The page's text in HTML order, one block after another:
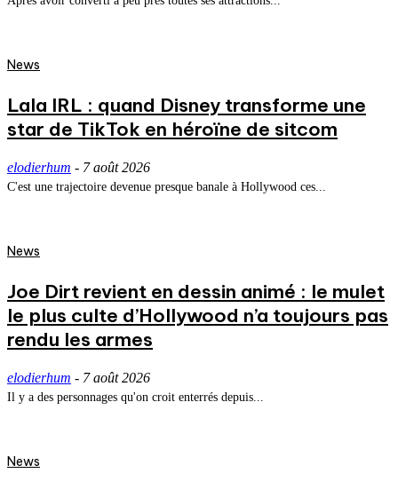
News
Lala IRL : quand Disney transforme une
star de TikTok en héroïne de sitcom
elodierhum - 7 août 2026
C'est une trajectoire devenue presque banale à Hollywood ces...
News
Joe Dirt revient en dessin animé : le mulet
le plus culte d’Hollywood n’a toujours pas
rendu les armes
elodierhum - 7 août 2026
Il y a des personnages qu'on croit enterrés depuis...
News